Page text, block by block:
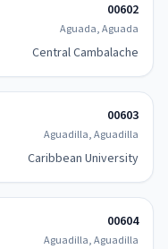
00602
Aguada, Aguada
Central Cambalache
00603
Aguadilla, Aguadilla
Caribbean University
00604
Aguadilla, Aguadilla